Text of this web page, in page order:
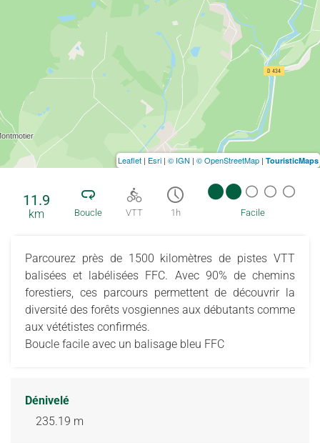
11.9
km Boucle VTT 1h Facile
Parcourez près de 1500 kilomètres de pistes VTT
balisées et labélisées FFC. Avec 90% de chemins
forestiers, ces parcours permettent de découvrir la
diversité des forêts vosgiennes aux débutants comme
aux vététistes confirmés.
Boucle facile avec un balisage bleu FFC
Dénivelé
235.19 m
Leaflet | Esri | © IGN | © OpenStreetMap | TouristicMaps